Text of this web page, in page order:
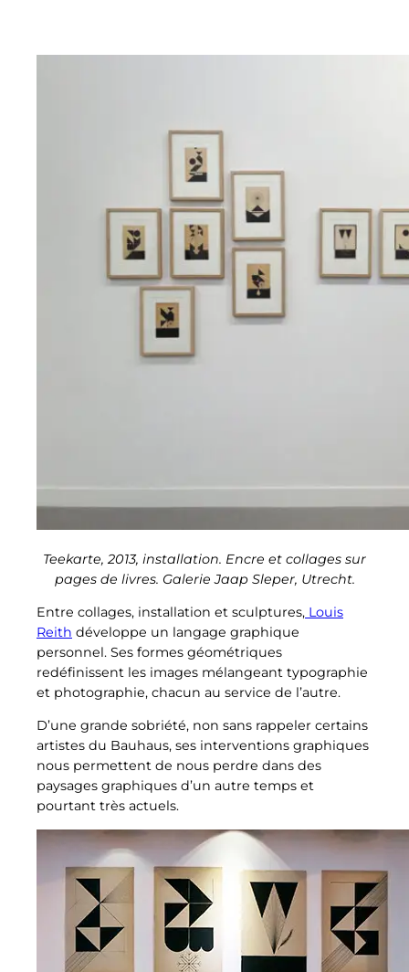
Teekarte, 2013, installation. Encre et collages sur
pages de livres. Galerie Jaap Sleper, Utrecht.
Entre collages, installation et sculptures, Louis
Reith développe un langage graphique
personnel. Ses formes géométriques
redéfinissent les images mélangeant typographie
et photographie, chacun au service de l’autre.
D’une grande sobriété, non sans rappeler certains
artistes du Bauhaus, ses interventions graphiques
nous permettent de nous perdre dans des
paysages graphiques d’un autre temps et
pourtant très actuels.